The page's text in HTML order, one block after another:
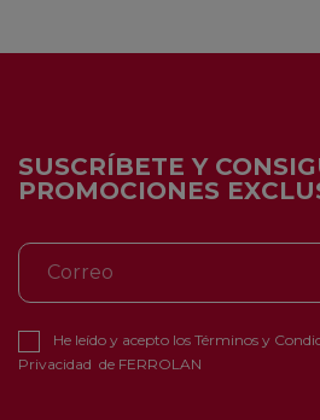
SUSCRÍBETE Y
PROMOCIONES
He leído y acepto los Términos y
Privacidad de FERROLAN